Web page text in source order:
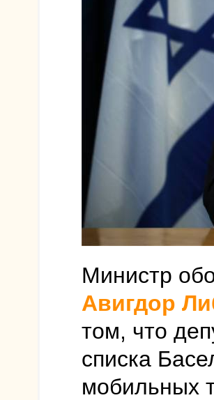
Министр
Авигдор
том, что
списка
мобильных